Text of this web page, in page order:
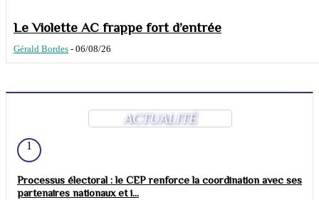
Le Violette AC frappe fort d’entrée
Gérald Bordes - 06/08/26
ACTUALITÉ
1
Processus électoral : le CEP renforce la coordination avec ses
partenaires nationaux et i...